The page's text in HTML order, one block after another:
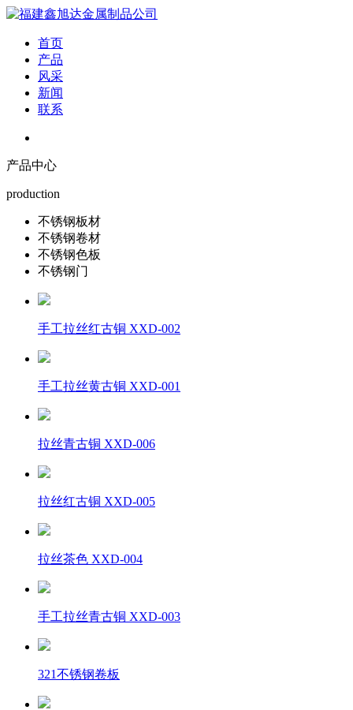
首页
产品
风采
新闻
联系
产品中心
production
不锈钢板材
不锈钢卷材
不锈钢色板
不锈钢门
手工拉丝红古铜 XXD-002
手工拉丝黄古铜 XXD-001
拉丝青古铜 XXD-006
拉丝红古铜 XXD-005
拉丝茶色 XXD-004
手工拉丝青古铜 XXD-003
321不锈钢卷板